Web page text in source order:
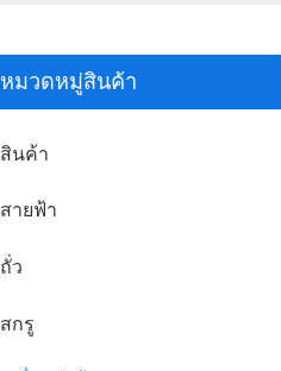
หมวดหมู่สินค้า
สินค้า
สายฟ้า
ถั่ว
สกรู